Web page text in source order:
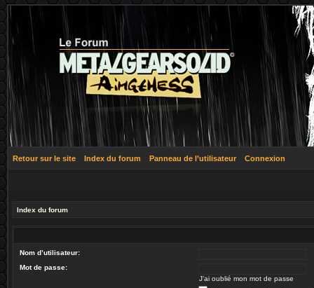
Retour sur le site Index du forum Panneau de l’utilisateur Connexion
Index du forum
Nom d’utilisateur:
Mot de passe:
J’ai oublié mon mot de passe